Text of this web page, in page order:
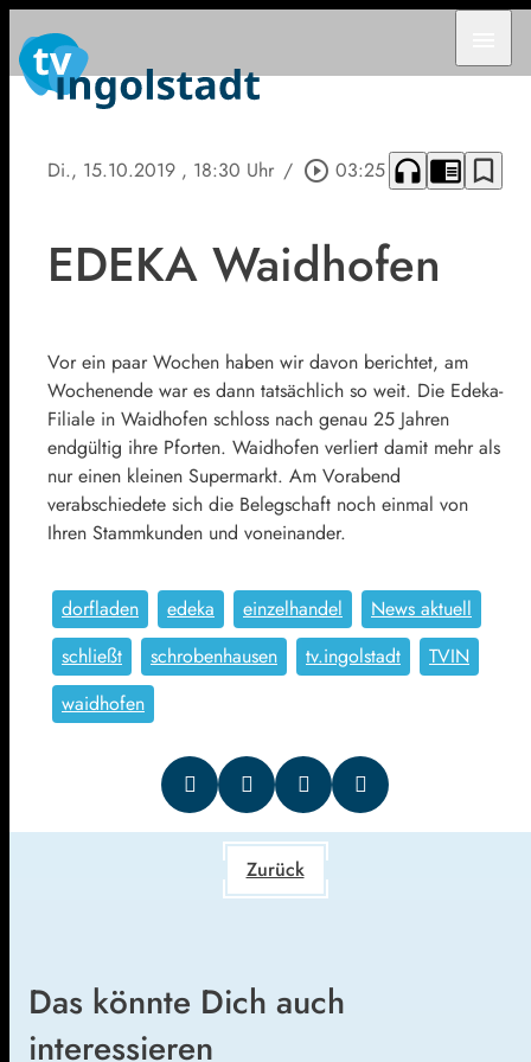
Di., 15.10.2019 , 18:30 Uhr / play_circle_outline 03:25 headphones chrome_reader_mode bookmark_border
EDEKA Waidhofen
Vor ein paar Wochen haben wir davon berichtet, am
Wochenende war es dann tatsächlich so weit. Die Edeka-
Filiale in Waidhofen schloss nach genau 25 Jahren
endgültig ihre Pforten. Waidhofen verliert damit mehr als
nur einen kleinen Supermarkt. Am Vorabend
verabschiedete sich die Belegschaft noch einmal von
Ihren Stammkunden und voneinander.
dorfladen edeka einzelhandel
News aktuell
schließt
schrobenhausen tv.ingolstadt
TVIN
waidhofen
Zurück
Das könnte Dich auch
interessieren